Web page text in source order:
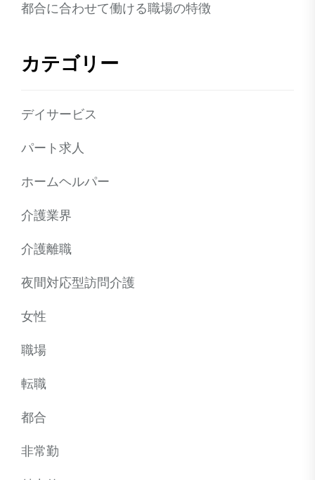
都合に合わせて働ける職場の特徴
カテゴリー
デイサービス
パート求人
ホームヘルパー
介護業界
介護離職
夜間対応型訪問介護
女性
職場
転職
都合
非常勤